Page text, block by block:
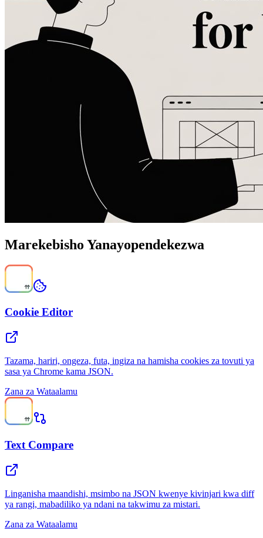
Marekebisho Yanayopendekezwa
Cookie Editor
Tazama, hariri, ongeza, futa, ingiza na hamisha cookies za tovuti ya
sasa ya Chrome kama JSON.
Zana za Wataalamu
Text Compare
Linganisha maandishi, msimbo na JSON kwenye kivinjari kwa diff
ya rangi, mabadiliko ya ndani na takwimu za mistari.
Zana za Wataalamu